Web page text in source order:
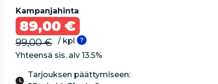
Kampanjahinta
89,00 €
99,00 €
/ kpl
Yhteensä sis. alv 13.5%
Tarjouksen päättymiseen: